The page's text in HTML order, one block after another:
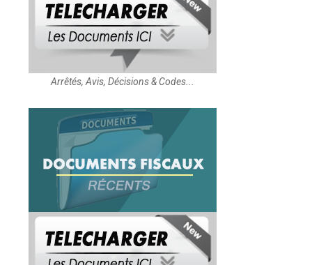
Arrêtés, Avis, Décisions & Codes...